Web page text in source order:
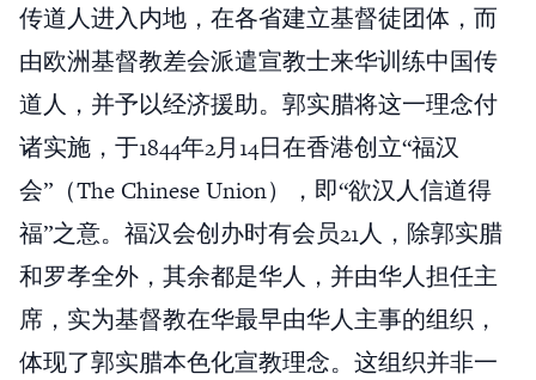
传道人进入内地，在各省建立基督徒团体，而
由欧洲基督教差会派遣宣教士来华训练中国传
道人，并予以经济援助。郭实腊将这一理念付
诸实施，于1844年2月14日在香港创立“福汉
会”（The Chinese Union），即“欲汉人信道得
福”之意。福汉会创办时有会员21人，除郭实腊
和罗孝全外，其余都是华人，并由华人担任主
席，实为基督教在华最早由华人主事的组织，
体现了郭实腊本色化宣教理念。这组织并非一